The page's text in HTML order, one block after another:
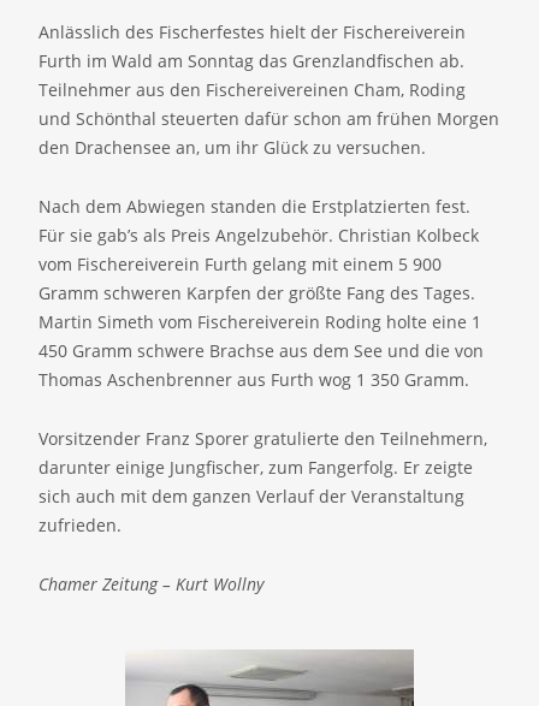
Anlässlich des Fischerfestes hielt der Fischereiverein
Furth im Wald am Sonntag das Grenzlandfischen ab.
Teilnehmer aus den Fischereivereinen Cham, Roding
und Schönthal steuerten dafür schon am frühen Morgen
den Drachensee an, um ihr Glück zu versuchen.
Nach dem Abwiegen standen die Erstplatzierten fest.
Für sie gab’s als Preis Angelzubehör. Christian Kolbeck
vom Fischereiverein Furth gelang mit einem 5 900
Gramm schweren Karpfen der größte Fang des Tages.
Martin Simeth vom Fischereiverein Roding holte eine 1
450 Gramm schwere Brachse aus dem See und die von
Thomas Aschenbrenner aus Furth wog 1 350 Gramm.
Vorsitzender Franz Sporer gratulierte den Teilnehmern,
darunter einige Jungfischer, zum Fangerfolg. Er zeigte
sich auch mit dem ganzen Verlauf der Veranstaltung
zufrieden.
Chamer Zeitung – Kurt Wollny